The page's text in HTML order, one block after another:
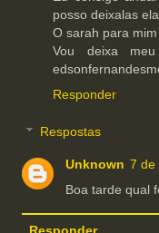
posso deixalas
O sarah para
Vou deixa
Responder
Respostas
Unknown 7 de
Boa tarde qual